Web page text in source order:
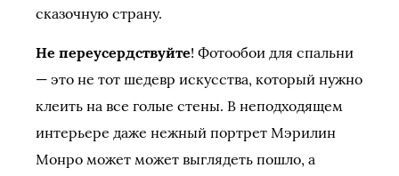
сказочную страну.
Не переусердствуйте! Фотообои для спальни
— это не тот шедевр искусства, который нужно
клеить на все голые стены. В неподходящем
интерьере даже нежный портрет Мэрилин
Монро может может выглядеть пошло, а